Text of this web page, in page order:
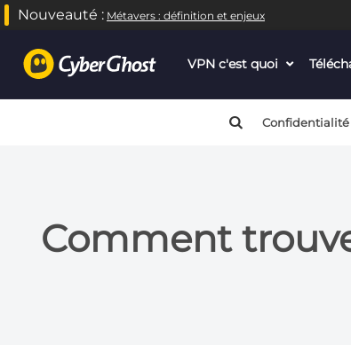
Nouveauté : Métavers : définition et enjeux
VPN c'est quoi
dropdown
Confidentialité
Comment